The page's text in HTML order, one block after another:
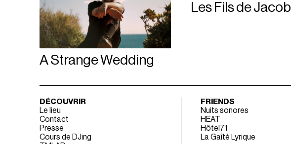
A Strange Wedding
Les Fils de Jacob
DÉCOUVRIR
Le lieu
Contact
Presse
Cours de DJing
FRIENDS
Nuits sonores
HEAT
Hôtel71
La Gaîté Lyrique